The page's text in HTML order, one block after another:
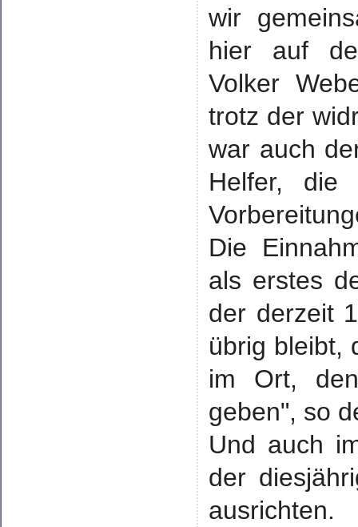
wir
hier auf
Volker
trotz der
war auch
Helfer, die
Die
als erstes
der derzeit
übrig bleibt,
im Ort,
geben", so
Und auch
der
ausrichten.